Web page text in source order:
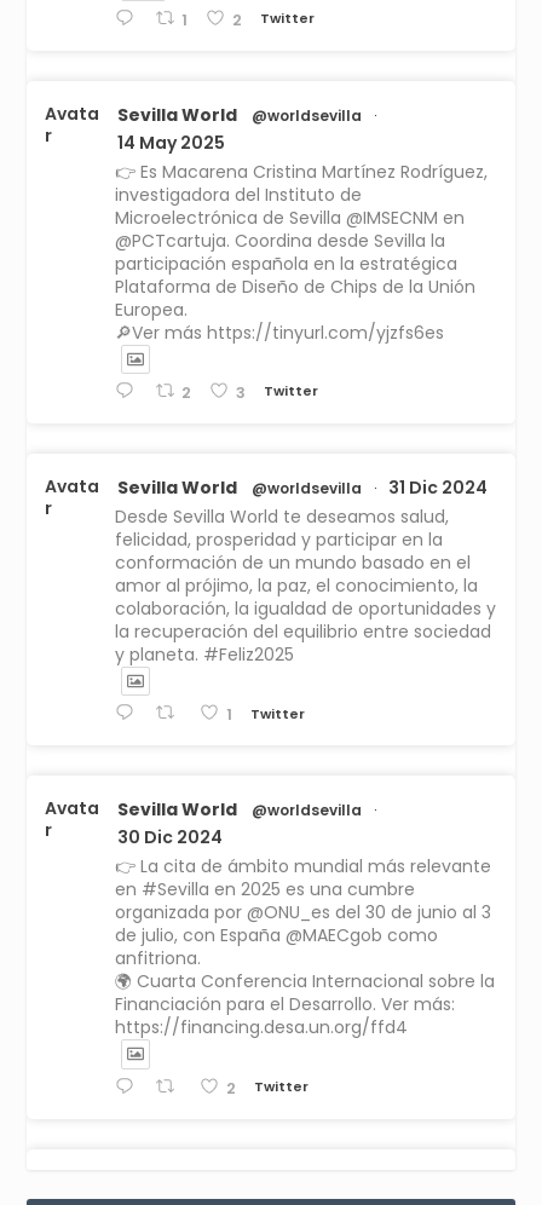
1 2 Twitter
Avata
r
Sevilla World @worldsevilla ·
14 May 2025
👉 Es Macarena Cristina Martínez Rodríguez,
investigadora del Instituto de
Microelectrónica de Sevilla @IMSECNM en
@PCTcartuja. Coordina desde Sevilla la
participación española en la estratégica
Plataforma de Diseño de Chips de la Unión
Europea.
🔎Ver más https://tinyurl.com/yjzfs6es
2 3 Twitter
Avata
r
Sevilla World @worldsevilla ·
31 Dic 2024
Desde Sevilla World te deseamos salud,
felicidad, prosperidad y participar en la
conformación de un mundo basado en el
amor al prójimo, la paz, el conocimiento, la
colaboración, la igualdad de oportunidades y
la recuperación del equilibrio entre sociedad
y planeta. #Feliz2025
1 Twitter
Avata
r
Sevilla World @worldsevilla ·
30 Dic 2024
👉 La cita de ámbito mundial más relevante
en #Sevilla en 2025 es una cumbre
organizada por @ONU_es del 30 de junio al 3
de julio, con España @MAECgob como
anfitriona.
🌍 Cuarta Conferencia Internacional sobre la
Financiación para el Desarrollo. Ver más:
https://financing.desa.un.org/ffd4
2 Twitter